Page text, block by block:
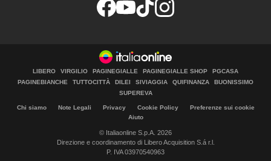
LIBERO VIRGILIO PAGINEGIALLE PAGINEGIALLE SHOP
PGCASA
PAGINEBIANCHE
TUTTOCITTÀ DILEI SIVIAGGIA QUIFINANZA
BUONISSIMO
SUPEREVA
Chi siamo Note Legali Privacy Cookie Policy
Preferenze sui cookie
Aiuto
© Italiaonline S.p.A. 2026
Direzione e coordinamento di Libero Acquisition S.á r.l.
P. IVA 03970540963